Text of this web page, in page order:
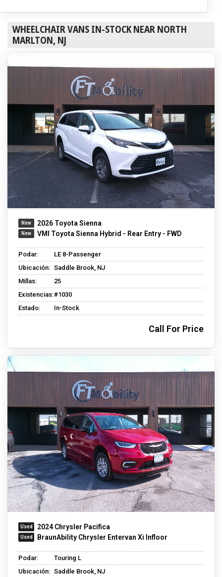
WHEELCHAIR VANS IN-STOCK NEAR NORTH
MARLTON, NJ
2026 Toyota Sienna
VMI Toyota Sienna Hybrid - Rear Entry - FWD
Podar:
LE 8-Passenger
Ubicación: Saddle Brook, NJ
Millas:
25
Existencias:#1030
Estado:
In-Stock
Call For Price
2024 Chrysler Pacifica
BraunAbility Chrysler Entervan Xi Infloor
Podar:
Touring L
Ubicación: Saddle Brook, NJ